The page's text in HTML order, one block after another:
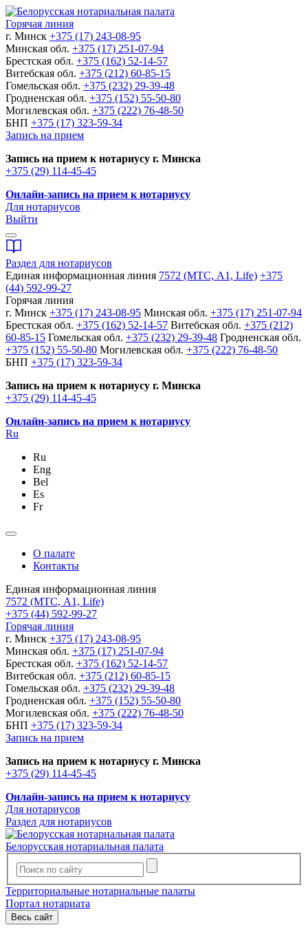
Горячая линия
г. Минск +375 (17) 243-08-95
Минская обл. +375 (17) 251-07-94
Брестская обл. +375 (162) 52-14-57
Витебская обл. +375 (212) 60-85-15
Гомельская обл. +375 (232) 29-39-48
Гродненская обл. +375 (152) 55-50-80
Могилевская обл. +375 (222) 76-48-50
БНП +375 (17) 323-59-34
Запись на прием
Запись на прием к нотариусу г. Минска
+375 (29) 114-45-45
Онлайн-запись на прием к нотариусу
Для нотариусов
Выйти
Раздел для нотариусов
Единая информационная линия 7572 (МТС, A1, Life) +375
(44) 592-99-27
Горячая линия
г. Минск +375 (17) 243-08-95 Минская обл. +375 (17) 251-07-94
Брестская обл. +375 (162) 52-14-57 Витебская обл. +375 (212)
60-85-15 Гомельская обл. +375 (232) 29-39-48 Гродненская обл.
+375 (152) 55-50-80 Могилевская обл. +375 (222) 76-48-50
БНП +375 (17) 323-59-34
Запись на прием к нотариусу г. Минска
+375 (29) 114-45-45
Онлайн-запись на прием к нотариусу
Ru
Ru
Eng
Bel
Es
Fr
О палате
Контакты
Единая информационная линия
7572 (МТС, A1, Life)
+375 (44) 592-99-27
Горячая линия
г. Минск +375 (17) 243-08-95
Минская обл. +375 (17) 251-07-94
Брестская обл. +375 (162) 52-14-57
Витебская обл. +375 (212) 60-85-15
Гомельская обл. +375 (232) 29-39-48
Гродненская обл. +375 (152) 55-50-80
Могилевская обл. +375 (222) 76-48-50
БНП +375 (17) 323-59-34
Запись на прием
Запись на прием к нотариусу г. Минска
+375 (29) 114-45-45
Онлайн-запись на прием к нотариусу
Для нотариусов
Раздел для нотариусов
Белорусская нотариальная палата
Территориальные нотариальные палаты
Портал нотариата
Весь сайт